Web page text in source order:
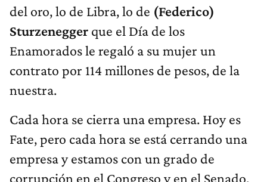
del oro, lo de Libra, lo de (Federico)
Sturzenegger que el Día de los
Enamorados le regaló a su mujer un
contrato por 114 millones de pesos, de la
nuestra.
Cada hora se cierra una empresa. Hoy es
Fate, pero cada hora se está cerrando una
empresa y estamos con un grado de
corrupción en el Congreso y en el Senado.